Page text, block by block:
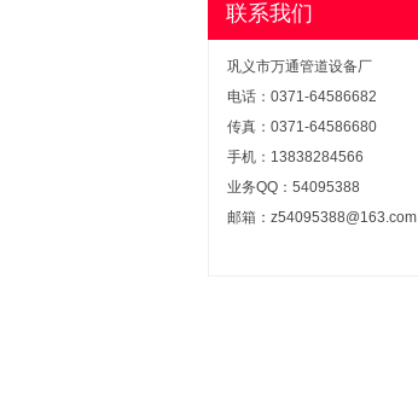
联系我们
巩义市万通管道设备厂
电话：0371-64586682
传真：0371-64586680
手机：13838284566
业务QQ：54095388
邮箱：z54095388@163.com